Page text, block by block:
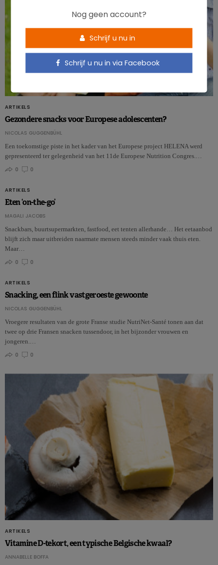
ARTIKELS
Gezondere snacks voor Europese adolescenten?
NICOLAS GUGGENBÜHL
Een toekomstige piste in het kader van het Europese project HELENA werd
gepresenteerd ter gelegenheid van het 11de Europese Nutrition Congres.…
0
0
ARTIKELS
Eten ‘on-the-go’
MAGALI JACOBS
Snackbars, buurtsupermarkten, fastfood, eet tenten allerhande… Het eetaanbod
blijft zich maar uitbreiden naarmate mensen steeds minder vaak thuis eten.
Maar…
0
0
ARTIKELS
Snacking, een flink vastgeroeste gewoonte
NICOLAS GUGGENBÜHL
Vroegere resultaten van de grote Franse studie NutriNet-Santé tonen aan dat
twee op drie Fransen snacken tussendoor, in het bijzonder vrouwen en
jongeren.…
0
0
ARTIKELS
Vitamine D-tekort, een typische Belgische kwaal?
ANNABELLE BOFFA
Nog geen account?
Schrijf u nu in
Schrijf u nu in via Facebook